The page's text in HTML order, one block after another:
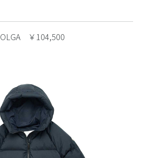
OLGA ￥104,500